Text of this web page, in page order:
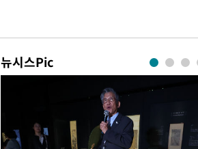
뉴시스Pic